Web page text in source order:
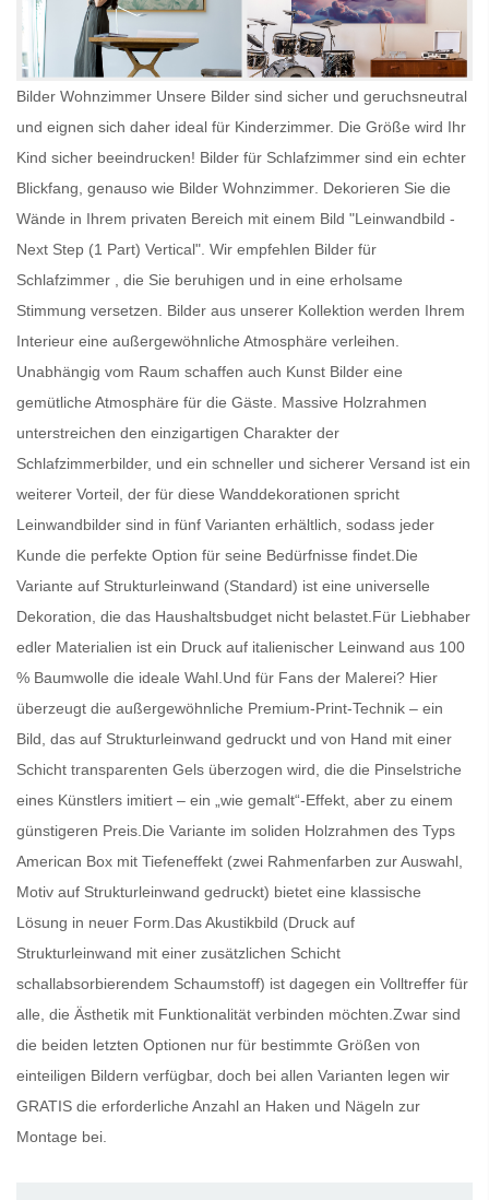
Bilder Wohnzimmer Unsere Bilder sind sicher und geruchsneutral
und eignen sich daher ideal für Kinderzimmer. Die Größe wird Ihr
Kind sicher beeindrucken! Bilder für Schlafzimmer sind ein echter
Blickfang, genauso wie Bilder Wohnzimmer . Dekorieren Sie die
Wände in Ihrem privaten Bereich mit einem Bild "Leinwandbild -
Next Step (1 Part) Vertical". Wir empfehlen Bilder für
Schlafzimmer , die Sie beruhigen und in eine erholsame
Stimmung versetzen. Bilder aus unserer Kollektion werden Ihrem
Interieur eine außergewöhnliche Atmosphäre verleihen.
Unabhängig vom Raum schaffen auch Kunst Bilder eine
gemütliche Atmosphäre für die Gäste. Massive Holzrahmen
unterstreichen den einzigartigen Charakter der
Schlafzimmerbilder, und ein schneller und sicherer Versand ist ein
weiterer Vorteil, der für diese Wanddekorationen spricht
Leinwandbilder sind in fünf Varianten erhältlich, sodass jeder
Kunde die perfekte Option für seine Bedürfnisse findet.Die
Variante auf Strukturleinwand (Standard) ist eine universelle
Dekoration, die das Haushaltsbudget nicht belastet.Für Liebhaber
edler Materialien ist ein Druck auf italienischer Leinwand aus 100
% Baumwolle die ideale Wahl.Und für Fans der Malerei? Hier
überzeugt die außergewöhnliche Premium-Print-Technik – ein
Bild, das auf Strukturleinwand gedruckt und von Hand mit einer
Schicht transparenten Gels überzogen wird, die die Pinselstriche
eines Künstlers imitiert – ein „wie gemalt“-Effekt, aber zu einem
günstigeren Preis.Die Variante im soliden Holzrahmen des Typs
American Box mit Tiefeneffekt (zwei Rahmenfarben zur Auswahl,
Motiv auf Strukturleinwand gedruckt) bietet eine klassische
Lösung in neuer Form.Das Akustikbild (Druck auf
Strukturleinwand mit einer zusätzlichen Schicht
schallabsorbierendem Schaumstoff) ist dagegen ein Volltreffer für
alle, die Ästhetik mit Funktionalität verbinden möchten.Zwar sind
die beiden letzten Optionen nur für bestimmte Größen von
einteiligen Bildern verfügbar, doch bei allen Varianten legen wir
GRATIS die erforderliche Anzahl an Haken und Nägeln zur
Montage bei.